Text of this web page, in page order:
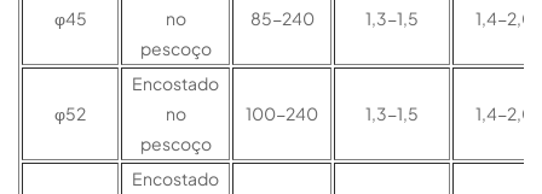
φ45
no
pescoço
85-240 1,3-1,5 1,4-2,0
φ52
Encostado
no
pescoço
100-240 1,3-1,5 1,4-2,0
Encostado